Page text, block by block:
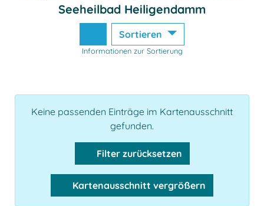
Seeheilbad Heiligendamm
Sortieren
Informationen zur Sortierung
Keine passenden Einträge im Kartenausschnitt
gefunden.
Filter zurücksetzen
Kartenausschnitt vergrößern